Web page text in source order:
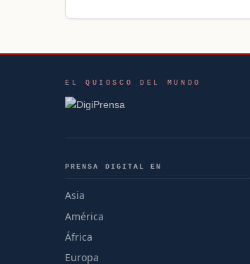
EL QUIOSCO DEL MUNDO
PRENSA DIGITAL EN
Asia
América
África
Europa